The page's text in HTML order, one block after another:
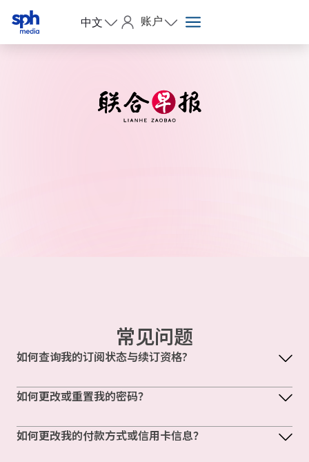
中文 账户
常见问题
如何查询我的订阅状态与续订资格?
如何更改或重置我的密码？
如何更改我的付款方式或信用卡信息？